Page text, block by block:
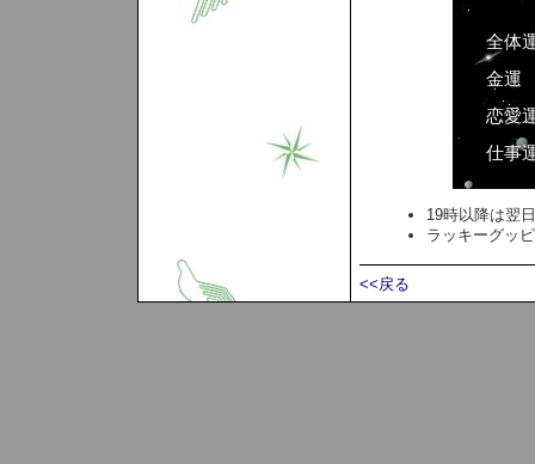
全体
金運
恋愛
仕事
19時以降は翌
ラッキーグッ
<<戻る